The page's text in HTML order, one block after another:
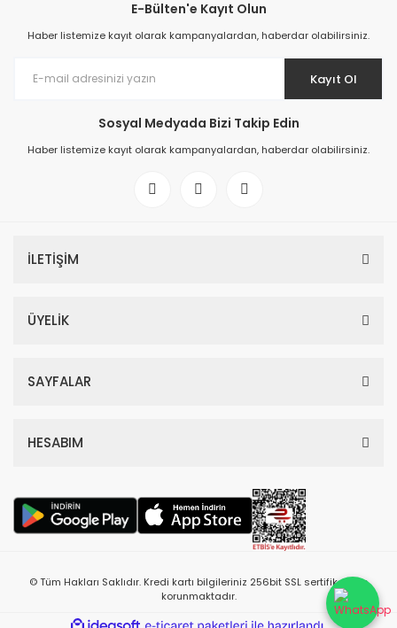
E-Bülten'e Kayıt Olun
Haber listemize kayıt olarak kampanyalardan, haberdar olabilirsiniz.
Kayıt Ol
Sosyal Medyada Bizi Takip Edin
Haber listemize kayıt olarak kampanyalardan, haberdar olabilirsiniz.
İLETİŞİM
ÜYELİK
SAYFALAR
HESABIM
© Tüm Hakları Saklıdır. Kredi kartı bilgileriniz 256bit SSL sertifikası ile
korunmaktadır.
ideasoft ile